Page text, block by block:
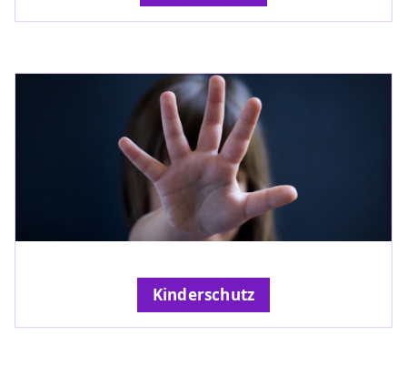
Kinderschutz